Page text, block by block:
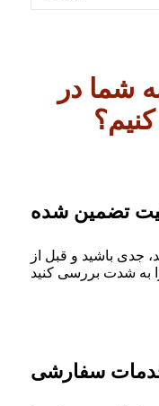
شما در
تضمین شده
جدی باشید و قبل از
به شدت بررسی کنید